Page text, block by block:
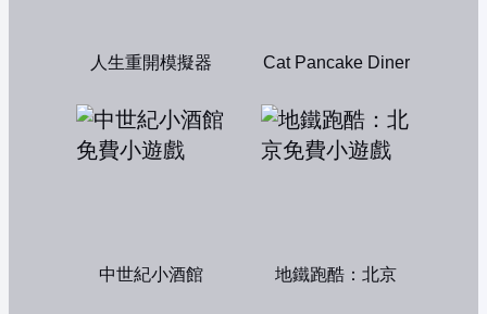
人生重開模擬器 Cat Pancake Diner
中世紀小酒館 地鐵跑酷：北京